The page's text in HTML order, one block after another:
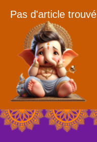
Pas d'article trouvé